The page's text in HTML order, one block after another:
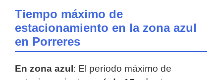
Tiempo máximo de
estacionamiento en la zona azul
en Porreres
En zona azul : El período máximo de